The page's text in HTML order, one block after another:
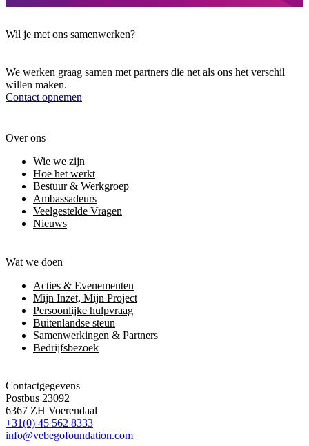
Wil je met ons samenwerken?
We werken graag samen met partners die net als ons het verschil
willen maken.
Contact opnemen
Over ons
Wie we zijn
Hoe het werkt
Bestuur & Werkgroep
Ambassadeurs
Veelgestelde Vragen
Nieuws
Wat we doen
Acties & Evenementen
Mijn Inzet, Mijn Project
Persoonlijke hulpvraag
Buitenlandse steun
Samenwerkingen & Partners
Bedrijfsbezoek
Contactgegevens
Postbus 23092
6367 ZH Voerendaal
+31(0) 45 562 8333
info@vebegofoundation.com